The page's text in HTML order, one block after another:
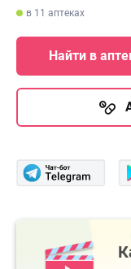
в 11 аптеках
Найти в